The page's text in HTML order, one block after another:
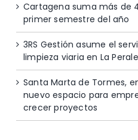
Cartagena suma más de
primer semestre del año
3RS Gestión asume el
limpieza viaria en La
Santa Marta de Tormes,
nuevo espacio para
crecer proyectos